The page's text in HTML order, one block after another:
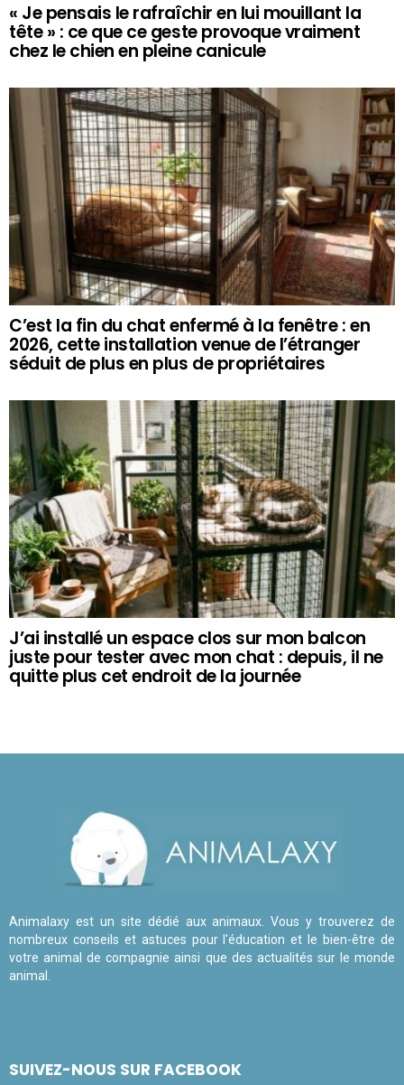
« Je pensais le rafraîchir en lui mouillant la
tête » : ce que ce geste provoque vraiment
chez le chien en pleine canicule
C’est la fin du chat enfermé à la fenêtre : en
2026, cette installation venue de l’étranger
séduit de plus en plus de propriétaires
J’ai installé un espace clos sur mon balcon
juste pour tester avec mon chat : depuis, il ne
quitte plus cet endroit de la journée
Animalaxy est un site dédié aux animaux. Vous y trouverez de
nombreux conseils et astuces pour l'éducation et le bien-être de
votre animal de compagnie ainsi que des actualités sur le monde
animal.
SUIVEZ-NOUS SUR FACEBOOK